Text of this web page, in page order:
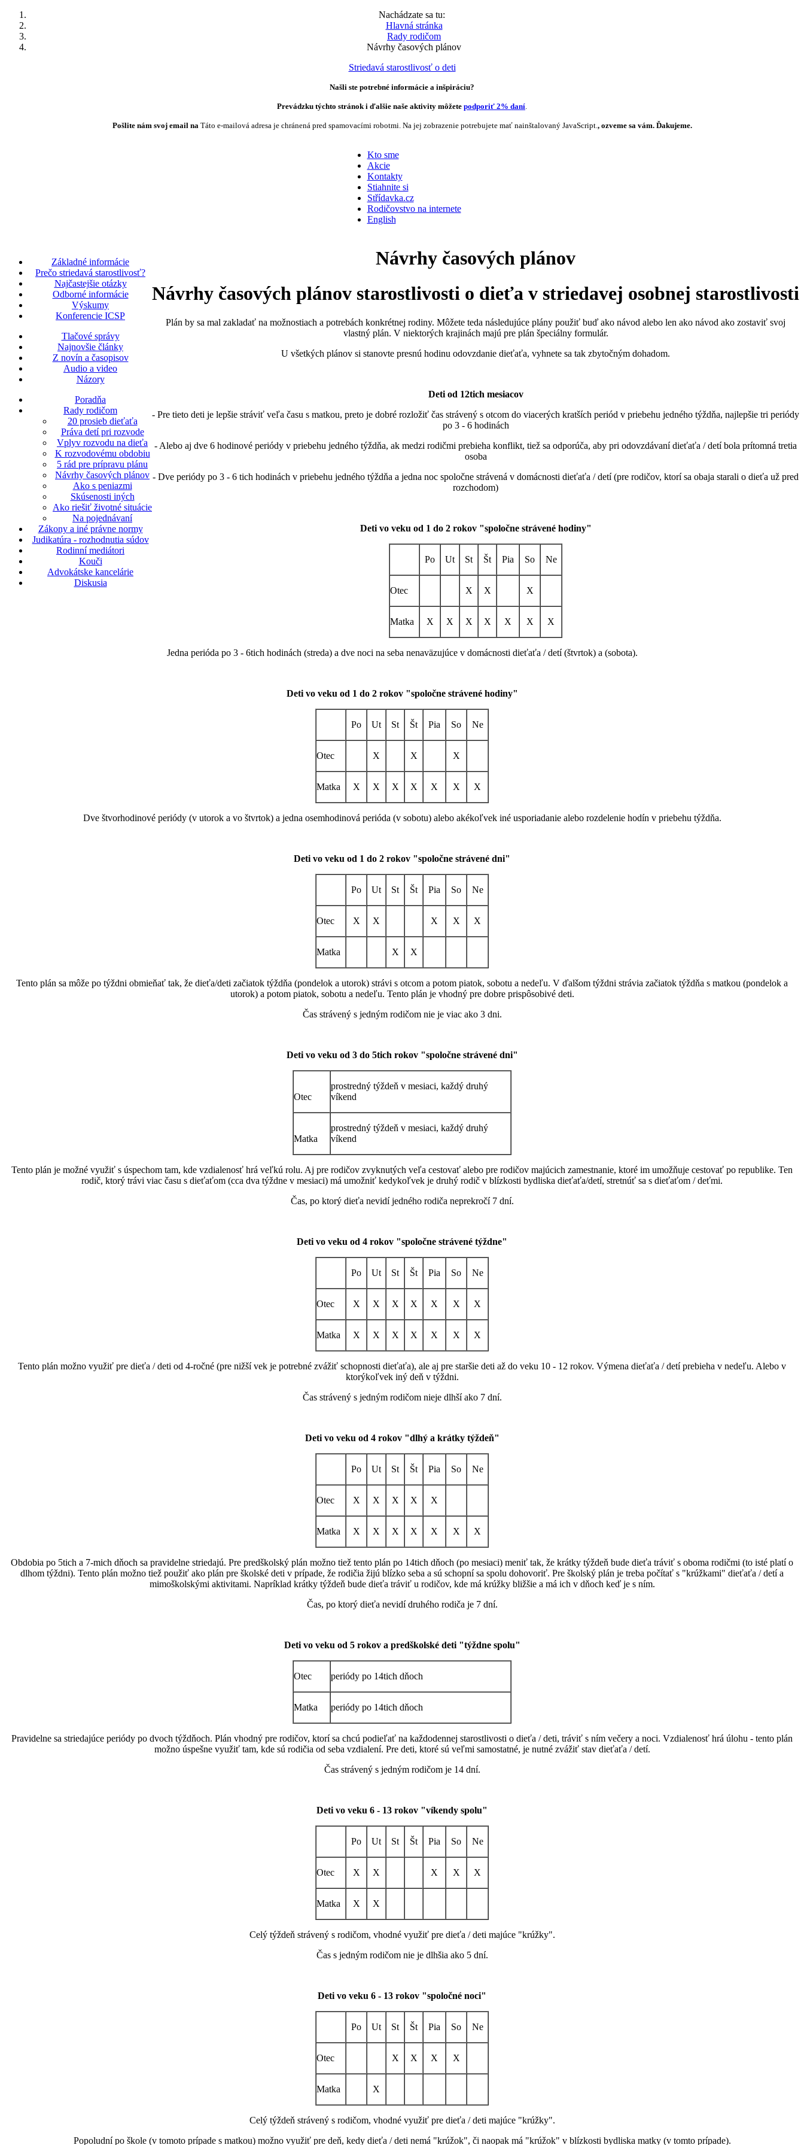
Nachádzate sa tu:
Hlavná stránka
Rady rodičom
Návrhy časových plánov
Striedavá starostlivosť o deti
Našli ste potrebné informácie a inšpiráciu?
Prevádzku týchto stránok i ďalšie naše aktivity môžete podporiť 2% daní.
Pošlite nám svoj email na Táto e-mailová adresa je chránená pred spamovacími robotmi. Na jej zobrazenie potrebujete mať nainštalovaný JavaScript., ozveme sa vám. Ďakujeme.
Kto sme
Akcie
Kontakty
Stiahnite si
Střídavka.cz
Rodičovstvo na internete
English
Základné informácie
Prečo striedavá starostlivosť?
Najčastejšie otázky
Odborné informácie
Výskumy
Konferencie ICSP
Tlačové správy
Najnovšie články
Z novín a časopisov
Audio a video
Názory
Poradňa
Rady rodičom
20 prosieb dieťaťa
Práva detí pri rozvode
Vplyv rozvodu na dieťa
K rozvodovému obdobiu
5 rád pre prípravu plánu
Návrhy časových plánov
Ako s peniazmi
Skúsenosti iných
Ako riešiť životné situácie
Na pojednávaní
Zákony a iné právne normy
Judikatúra - rozhodnutia súdov
Rodinní mediátori
Kouči
Advokátske kancelárie
Diskusia
Návrhy časových plánov
Návrhy časových plánov starostlivosti o dieťa v striedavej osobnej starostlivosti
Plán by sa mal zakladať na možnostiach a potrebách konkrétnej rodiny. Môžete teda následujúce plány použiť buď ako návod alebo len ako návod ako zostaviť svoj
vlastný plán. V niektorých krajinách majú pre plán špeciálny formulár.
U všetkých plánov si stanovte presnú hodinu odovzdanie dieťaťa, vyhnete sa tak zbytočným dohadom.
Deti od 12tich mesiacov
- Pre tieto deti je lepšie stráviť veľa času s matkou, preto je dobré rozložiť čas strávený s otcom do viacerých kratších periód v priebehu jedného týždňa, najlepšie tri periódy
po 3 - 6 hodinách
- Alebo aj dve 6 hodinové periódy v priebehu jedného týždňa, ak medzi rodičmi prebieha konflikt, tiež sa odporúča, aby pri odovzdávaní dieťaťa / detí bola prítomná tretia
osoba
- Dve periódy po 3 - 6 tich hodinách v priebehu jedného týždňa a jedna noc spoločne strávená v domácnosti dieťaťa / detí (pre rodičov, ktorí sa obaja starali o dieťa už pred
rozchodom)
Deti vo veku od 1 do 2 rokov "spoločne strávené hodiny"
Po Ut St Št Pia So Ne
Otec X X X
Matka X X X X X X X
Jedna perióda po 3 - 6tich hodinách (streda) a dve noci na seba nenaväzujúce v domácnosti dieťaťa / detí (štvrtok) a (sobota).
Deti vo veku od 1 do 2 rokov "spoločne strávené hodiny"
Po Ut St Št Pia So Ne
Otec X X X
Matka X X X X X X X
Dve štvorhodinové periódy (v utorok a vo štvrtok) a jedna osemhodinová perióda (v sobotu) alebo akékoľvek iné usporiadanie alebo rozdelenie hodín v priebehu týždňa.
Deti vo veku od 1 do 2 rokov "spoločne strávené dni"
Po Ut St Št Pia So Ne
Otec X X X X X
Matka X X
Tento plán sa môže po týždni obmieňať tak, že dieťa/deti začiatok týždňa (pondelok a utorok) strávi s otcom a potom piatok, sobotu a nedeľu. V ďalšom týždni strávia začiatok týždňa s matkou (pondelok a
utorok) a potom piatok, sobotu a nedeľu. Tento plán je vhodný pre dobre prispôsobivé deti.
Čas strávený s jedným rodičom nie je viac ako 3 dni.
Deti vo veku od 3 do 5tich rokov "spoločne strávené dni"
Otec
prostredný týždeň v mesiaci, každý druhý
víkend
Matka
prostredný týždeň v mesiaci, každý druhý
víkend
Tento plán je možné využiť s úspechom tam, kde vzdialenosť hrá veľkú rolu. Aj pre rodičov zvyknutých veľa cestovať alebo pre rodičov majúcich zamestnanie, ktoré im umožňuje cestovať po republike. Ten
rodič, ktorý trávi viac času s dieťaťom (cca dva týždne v mesiaci) má umožniť kedykoľvek je druhý rodič v blízkosti bydliska dieťaťa/detí, stretnúť sa s dieťaťom / deťmi.
Čas, po ktorý dieťa nevidí jedného rodiča neprekročí 7 dní.
Deti vo veku od 4 rokov "spoločne strávené týždne"
Po Ut St Št Pia So Ne
Otec X X X X X X X
Matka X X X X X X X
Tento plán možno využiť pre dieťa / deti od 4-ročné (pre nižší vek je potrebné zvážiť schopnosti dieťaťa), ale aj pre staršie deti až do veku 10 - 12 rokov. Výmena dieťaťa / detí prebieha v nedeľu. Alebo v
ktorýkoľvek iný deň v týždni.
Čas strávený s jedným rodičom nieje dlhší ako 7 dní.
Deti vo veku od 4 rokov "dlhý a krátky týždeň"
Po Ut St Št Pia So Ne
Otec X X X X X
Matka X X X X X X X
Obdobia po 5tich a 7-mich dňoch sa pravidelne striedajú. Pre predškolský plán možno tiež tento plán po 14tich dňoch (po mesiaci) meniť tak, že krátky týždeň bude dieťa tráviť s oboma rodičmi (to isté platí o
dlhom týždni). Tento plán možno tiež použiť ako plán pre školské deti v prípade, že rodičia žijú blízko seba a sú schopní sa spolu dohovoriť. Pre školský plán je treba počítať s "krúžkami" dieťaťa / detí a
mimoškolskými aktivitami. Napríklad krátky týždeň bude dieťa tráviť u rodičov, kde má krúžky bližšie a má ich v dňoch keď je s ním.
Čas, po ktorý dieťa nevidí druhého rodiča je 7 dní.
Deti vo veku od 5 rokov a predškolské deti "týždne spolu"
Otec periódy po 14tich dňoch
Matka periódy po 14tich dňoch
Pravidelne sa striedajúce periódy po dvoch týždňoch. Plán vhodný pre rodičov, ktorí sa chcú podieľať na každodennej starostlivosti o dieťa / deti, tráviť s ním večery a noci. Vzdialenosť hrá úlohu - tento plán
možno úspešne využiť tam, kde sú rodičia od seba vzdialení. Pre deti, ktoré sú veľmi samostatné, je nutné zvážiť stav dieťaťa / detí.
Čas strávený s jedným rodičom je 14 dní.
Deti vo veku 6 - 13 rokov "víkendy spolu"
Po Ut St Št Pia So Ne
Otec X X X X X
Matka X X
Celý týždeň strávený s rodičom, vhodné využiť pre dieťa / deti majúce "krúžky".
Čas s jedným rodičom nie je dlhšia ako 5 dní.
Deti vo veku 6 - 13 rokov "spoločné noci"
Po Ut St Št Pia So Ne
Otec X X X X
Matka X
Celý týždeň strávený s rodičom, vhodné využiť pre dieťa / deti majúce "krúžky".
Popoludní po škole (v tomoto prípade s matkou) možno využiť pre deň, kedy dieťa / deti nemá "krúžok", či naopak má "krúžok" v blízkosti bydliska matky (v tomto prípade).